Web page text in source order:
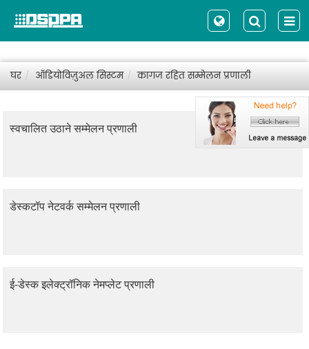
घर ऑडियोविज़ुअल सिस्टम कागज रहित सम्मेलन प्रणाली
स्वचालित उठाने सम्मेलन प्रणाली
डेस्कटॉप नेटवर्क सम्मेलन प्रणाली
ई-डेस्क इलेक्ट्रॉनिक नेमप्लेट प्रणाली